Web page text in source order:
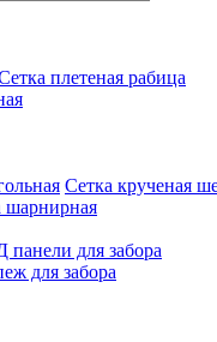
плетеная рабица
Сетка крученая
шарнирная
панели для забора
для забора